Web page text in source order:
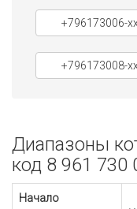
+796173006-xx
+796173008-xx
Диапазоны
код 8 961 730
Начало